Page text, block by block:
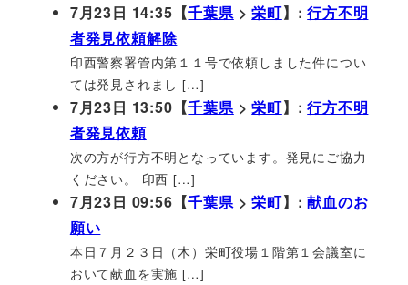
7月23日 14:35【千葉県>栄町】:行方不明
者発見依頼解除
印西警察署管内第１１号で依頼しました件につい
ては発見されまし […]
7月23日 13:50【千葉県>栄町】:行方不明
者発見依頼
次の方が行方不明となっています。発見にご協力
ください。 印西 […]
7月23日 09:56【千葉県>栄町】:献血のお
願い
本日７月２３日（木）栄町役場１階第１会議室に
おいて献血を実施 […]